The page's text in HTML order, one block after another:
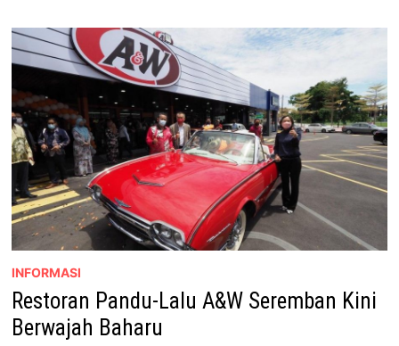
INFORMASI
Restoran Pandu-Lalu A&W Seremban Kini
Berwajah Baharu